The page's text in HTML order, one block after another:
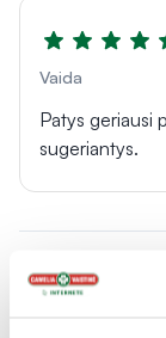
Vaida
Patys geriausi
sugeriantys.